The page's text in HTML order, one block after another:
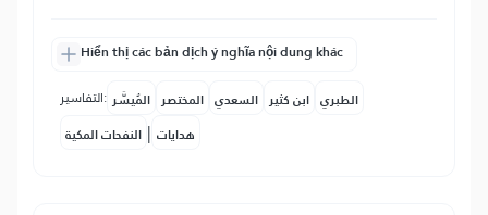
Hiển thị các bản dịch ý nghĩa nội dung khác
التفاسير: المُيسَّر المختصر السعدي ابن كثير الطبري
النفحات المكية | هدايات